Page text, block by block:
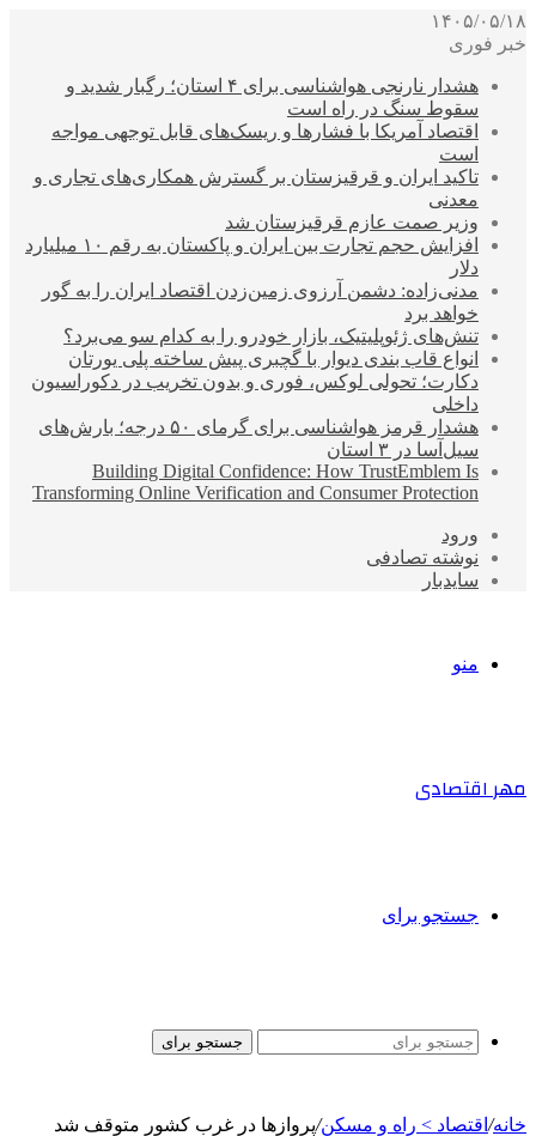
۱۴۰۵/۰۵/۱۸
خبر فوری
هشدار نارنجی هواشناسی برای ۴ استان؛ رگبار شدید و
سقوط سنگ در راه است
اقتصاد آمریکا با فشارها و ریسک‌های قابل توجهی مواجه
است
تاکید ایران و قرقیزستان بر گسترش همکاری‌های تجاری و
معدنی
وزیر صمت عازم قرقیزستان شد
افزایش حجم تجارت بین ایران و پاکستان به رقم ۱۰ میلیارد
دلار
مدنی‌زاده: دشمن آرزوی زمین‌زدن اقتصاد ایران را به گور
خواهد برد
تنش‌های ژئوپلیتیک، بازار خودرو را به کدام سو می‌برد؟
انواع قاب بندی دیوار با گچبری پیش ساخته پلی یورتان
دکارت؛ تحولی لوکس، فوری و بدون تخریب در دکوراسیون
داخلی
هشدار قرمز هواشناسی برای گرمای ۵۰ درجه؛ بارش‌های
سیل‌آسا در ۳ استان
Building Digital Confidence: How TrustEmblem Is
Transforming Online Verification and Consumer Protection
ورود
نوشته تصادفی
سایدبار
منو
مهر اقتصادی
جستجو برای
جستجو برای
خانه/ اقتصاد > راه و مسکن/پروازها در غرب کشور متوقف شد